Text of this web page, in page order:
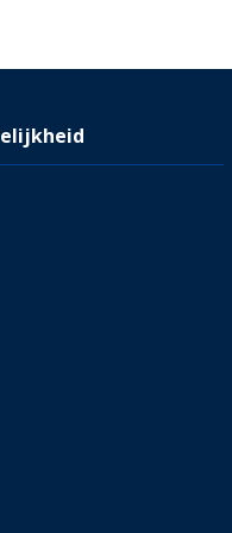
meer informatie